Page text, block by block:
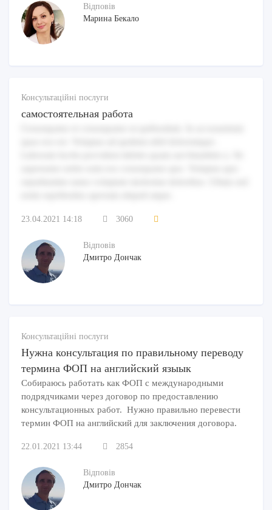
Відповів
Марина Бекало
Консультаційні послуги
самостоятельная работа
23.04.2021 14:18 3060
Відповів
Дмитро Дончак
Консультаційні послуги
Нужна консультация по правильному переводу
термина ФОП на английский языык
Собираюсь работать как ФОП с международными
подрядчиками через договор по предоставлению
консультационных работ. Нужно правильно перевести
термин ФОП на английский для заключения договора.
22.01.2021 13:44 2854
Відповів
Дмитро Дончак